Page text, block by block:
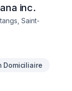
• Grande
minutieux •
inc.
Saint-
Domiciliaire